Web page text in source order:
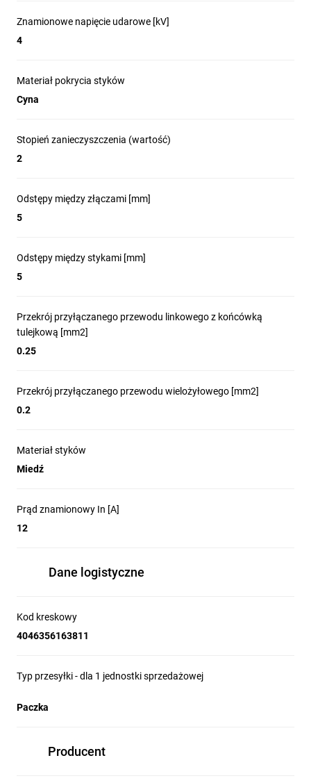
Znamionowe napięcie udarowe [kV]
4
Materiał pokrycia styków
Cyna
Stopień zanieczyszczenia (wartość)
2
Odstępy między złączami [mm]
5
Odstępy między stykami [mm]
5
Przekrój przyłączanego przewodu linkowego z końcówką
tulejkową [mm2]
0.25
Przekrój przyłączanego przewodu wielożyłowego [mm2]
0.2
Materiał styków
Miedź
Prąd znamionowy In [A]
12
Dane logistyczne
Kod kreskowy
4046356163811
Typ przesyłki - dla 1 jednostki sprzedażowej
Paczka
Producent